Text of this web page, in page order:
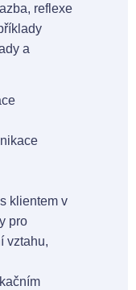
reflexe
a
klientem v
pro
vztahu,